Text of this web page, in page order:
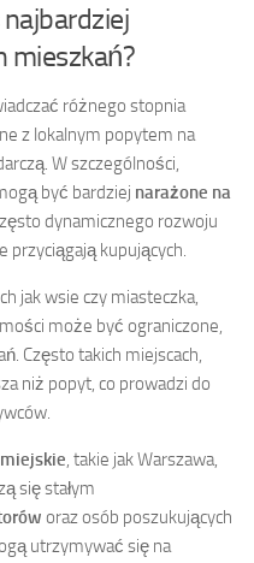
mieszkań?
różnego stopnia
z lokalnym popytem na
W szczególności,
być bardziej narażone na
dynamicznego rozwoju
przyciągają kupujących.
jak wsie czy miasteczka,
może być ograniczone,
Często takich miejscach,
niż popyt, co prowadzi do
, takie jak Warszawa,
się stałym
oraz osób poszukujących
utrzymywać się na